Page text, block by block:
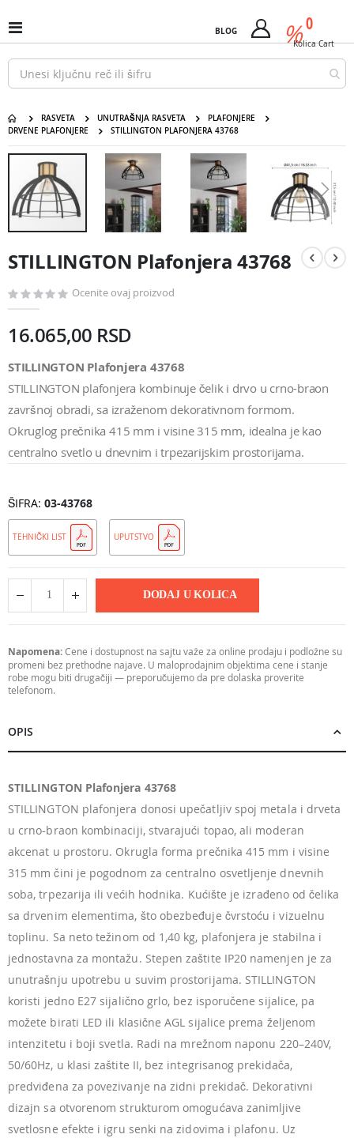
na
sadržaj
Uključi
/
isključi
Nav
BLOG %
Cart 0
Kolica Cart
RASVETA UNUTRAŠNJA RASVETA
PLAFONJERE
DRVENE PLAFONJERE
STILLINGTON PLAFONJERA 43768
galerije
slika
STILLINGTON Plafonjera 43768
početak
galerije
STILLINGTON Plafonjera 43768
Ocenite ovaj proizvod
16.065,00 RSD
STILLINGTON Plafonjera 43768
STILLINGTON plafonjera kombinuje čelik i drvo u crno-braon
završnoj obradi, sa izraženom dekorativnom formom.
Okruglog prečnika 415 mm i visine 315 mm, idealna je kao
centralno svetlo u dnevnim i trpezarijskim prostorijama.
ŠIFRA 03-43768
TEHNIČKI LIST UPUTSTVO
DODAJ U KOLICA
Napomena:Cene i dostupnost na sajtu važe za online prodaju i podložne su
promeni bez prethodne najave. U maloprodajnim objektima cene i stanje
robe mogu biti drugačiji — preporučujemo da pre dolaska proverite
telefonom.
OPIS
STILLINGTON Plafonjera 43768
STILLINGTON plafonjera donosi upečatljiv spoj metala i drveta
u crno-braon kombinaciji, stvarajući topao, ali moderan
akcenat u prostoru. Okrugla forma prečnika 415 mm i visine
315 mm čini je pogodnom za centralno osvetljenje dnevnih
soba, trpezarija ili većih hodnika. Kućište je izrađeno od čelika
sa drvenim elementima, što obezbeđuje čvrstoću i vizuelnu
toplinu. Sa neto težinom od 1,40 kg, plafonjera je stabilna i
jednostavna za montažu. Stepen zaštite IP20 namenjen je za
unutrašnju upotrebu u suvim prostorijama. STILLINGTON
koristi jedno E27 sijalično grlo, bez isporučene sijalice, pa
možete birati LED ili klasične AGL sijalice prema željenom
intenzitetu i boji svetla. Radi na mrežnom naponu 220–240V,
50/60Hz, u klasi zaštite II, bez integrisanog prekidača,
predviđena za povezivanje na zidni prekidač. Dekorativni
dizajn sa otvorenom strukturom omogućava zanimljive
svetlosne efekte i igru senki na zidovima i plafonu. Uz